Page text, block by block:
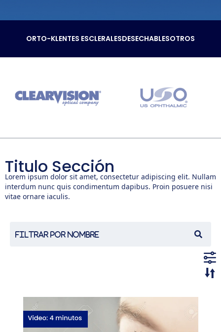
ORTO-KLENTES ESCLERALESDESECHABLESOTROS
Titulo Sección
Lorem ipsum dolor sit amet, consectetur adipiscing elit. Nullam
interdum nunc quis condimentum dapibus. Proin posuere nisi
vitae ornare iaculis.